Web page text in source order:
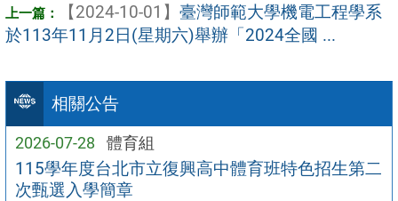
相關公告
2026-07-28 體育組
115學年度台北市立復興高中體育班特色招生第二
次甄選入學簡章
【2024-10-01】 臺灣師範大學機電工程學系
於113年11月2日(星期六)舉辦「2024全國 ...